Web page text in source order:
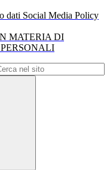
dati Social Media Policy
MATERIA DI